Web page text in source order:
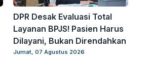
DPR Desak Evaluasi Total
Layanan BPJS! Pasien Harus
Dilayani, Bukan Direndahkan
Jumat, 07 Agustus 2026